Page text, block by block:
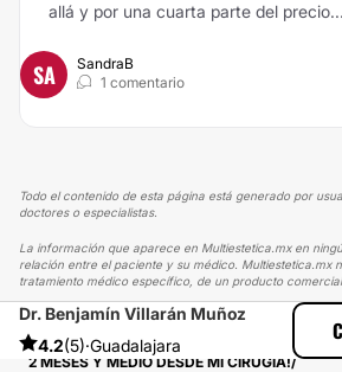
allá y por una cuarta parte del precio...
SA
SandraB
1 comentario
Todo el contenido de esta página está generado por
doctores o especialistas.
La información que aparece en Multiestetica.mx en
relación entre el paciente y su médico. Multiestetica.mx
tratamiento médico específico, de un producto
Dr. Benjamín Villarán Muñoz
4.2(5)·Guadalajara
MULTIESTETICA
EXPERIENCIAS
EXPERIENCIAS SOBRE ABDOMINOPLASTIA
2 MESES Y MEDIO DESDE MI CIRUGÍA!